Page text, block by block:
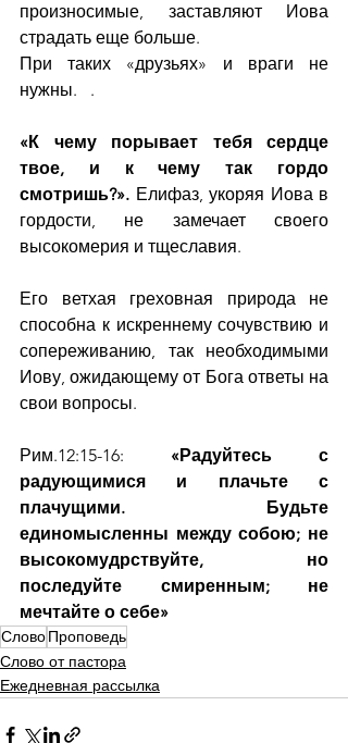
произносимые, заставляют Иова
страдать еще больше.
При таких «друзьях» и враги не
нужны.   .
«К чему порывает тебя сердце
твое, и к чему так гордо
смотришь?». Елифаз, укоряя Иова в
гордости, не замечает своего
высокомерия и тщеславия.
Его ветхая греховная природа не
способна к искреннему сочувствию и
сопереживанию, так необходимыми
Иову, ожидающему от Бога ответы на
свои вопросы.
Рим.12:15-16: «Радуйтесь с
радующимися и плачьте с
плачущими. Будьте
единомысленны между собою; не
высокомудрствуйте, но
последуйте смиренным; не
мечтайте о себе»
СловоПроповедь
Слово от пастора
Ежедневная рассылка